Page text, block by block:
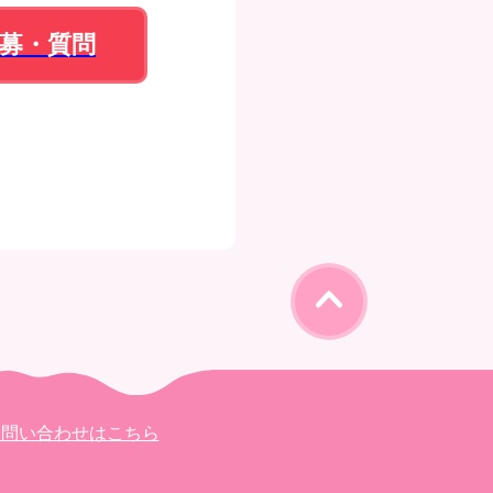
・質問
い合わせはこちら